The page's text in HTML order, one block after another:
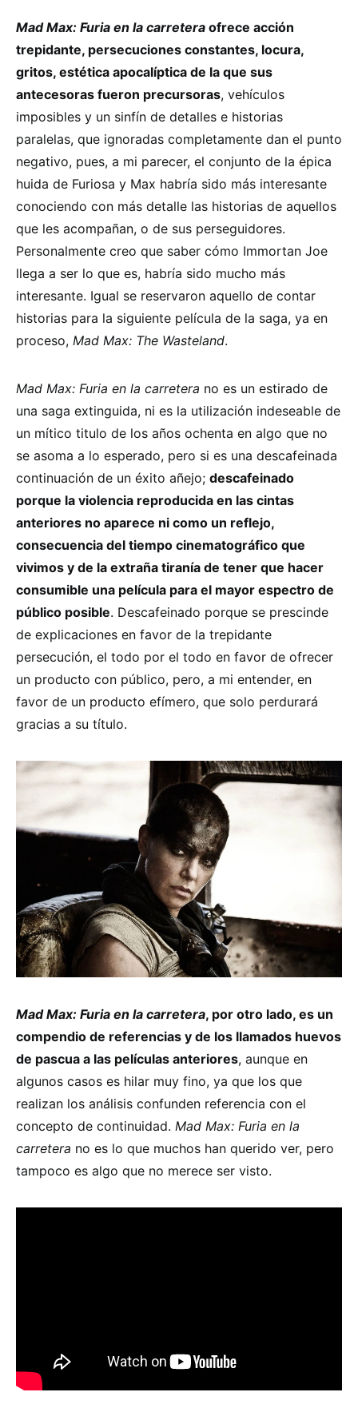
Mad Max: Furia en la carretera ofrece acción
trepidante, persecuciones constantes, locura,
gritos, estética apocalíptica de la que sus
antecesoras fueron precursoras, vehículos
imposibles y un sinfín de detalles e historias
paralelas, que ignoradas completamente dan el punto
negativo, pues, a mi parecer, el conjunto de la épica
huida de Furiosa y Max habría sido más interesante
conociendo con más detalle las historias de aquellos
que les acompañan, o de sus perseguidores.
Personalmente creo que saber cómo Immortan Joe
llega a ser lo que es, habría sido mucho más
interesante. Igual se reservaron aquello de contar
historias para la siguiente película de la saga, ya en
proceso, Mad Max: The Wasteland.
Mad Max: Furia en la carretera no es un estirado de
una saga extinguida, ni es la utilización indeseable de
un mítico titulo de los años ochenta en algo que no
se asoma a lo esperado, pero si es una descafeinada
continuación de un éxito añejo; descafeinado
porque la violencia reproducida en las cintas
anteriores no aparece ni como un reflejo,
consecuencia del tiempo cinematográfico que
vivimos y de la extraña tiranía de tener que hacer
consumible una película para el mayor espectro de
público posible. Descafeinado porque se prescinde
de explicaciones en favor de la trepidante
persecución, el todo por el todo en favor de ofrecer
un producto con público, pero, a mi entender, en
favor de un producto efímero, que solo perdurará
gracias a su título.
Mad Max: Furia en la carretera, por otro lado, es un
compendio de referencias y de los llamados huevos
de pascua a las películas anteriores, aunque en
algunos casos es hilar muy fino, ya que los que
realizan los análisis confunden referencia con el
concepto de continuidad. Mad Max: Furia en la
carretera no es lo que muchos han querido ver, pero
tampoco es algo que no merece ser visto.